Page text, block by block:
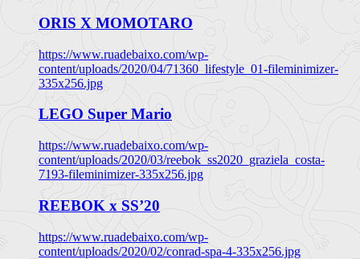
ORIS X MOMOTARO
https://www.ruadebaixo.com/wp-
content/uploads/2020/04/71360_lifestyle_01-fileminimizer-
335x256.jpg
LEGO Super Mario
https://www.ruadebaixo.com/wp-
content/uploads/2020/03/reebok_ss2020_graziela_costa-
7193-fileminimizer-335x256.jpg
REEBOK x SS’20
https://www.ruadebaixo.com/wp-
content/uploads/2020/02/conrad-spa-4-335x256.jpg